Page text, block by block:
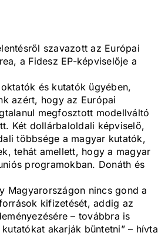
szavazott az Európai
a Fidesz EP-képviselője a
és kutatók ügyében,
azért, hogy az Európai
megfosztott modellváltó
Két dollárbaloldali képviselő,
többsége a magyar kutatók,
tehát amellett, hogy a magyar
programokban. Donáth és
Magyarországon nincs gond a
kifizetését, addig az
– továbbra is
akarják büntetni” – hívta